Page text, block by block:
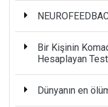
Bir Kişinin
Hesaplayan
Dünyanın en